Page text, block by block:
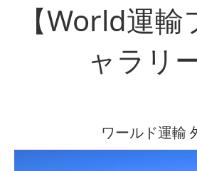
【World運
ャラリ
ワールド運輸